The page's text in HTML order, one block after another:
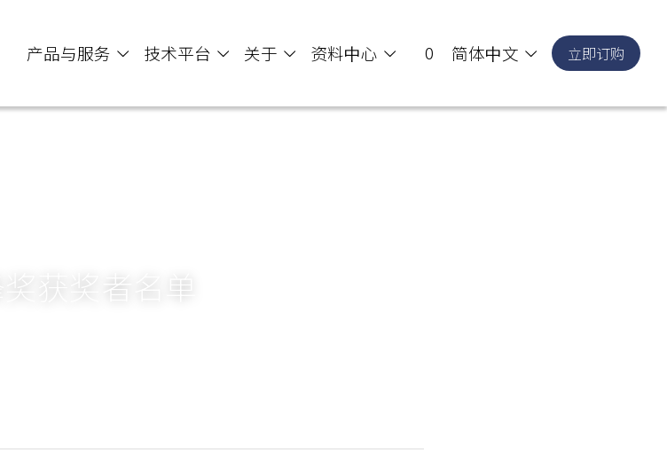
产品与服务 技术平台 关于 资料中心 0 简体中文 立即订购
获奖者名单